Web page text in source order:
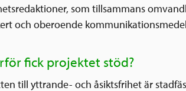
som tillsammans
och oberoende
fick projektet stöd?
till yttrande- och åsiktsfrihet är